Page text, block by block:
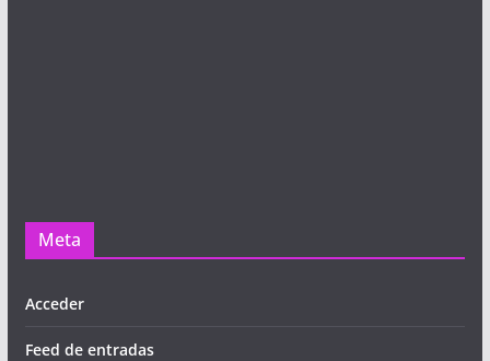
Meta
Acceder
Feed de entradas